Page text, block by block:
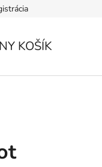
osobných údajov
KOŠÍK